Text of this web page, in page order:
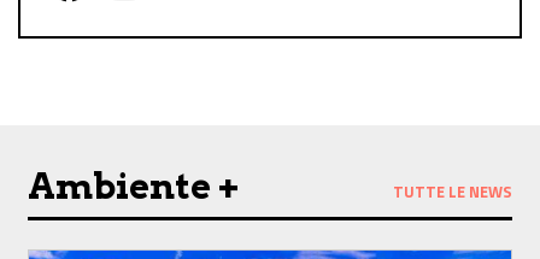
Follow us on Facebook
Follow us on Instagram
Ambiente + TUTTE LE NEWS